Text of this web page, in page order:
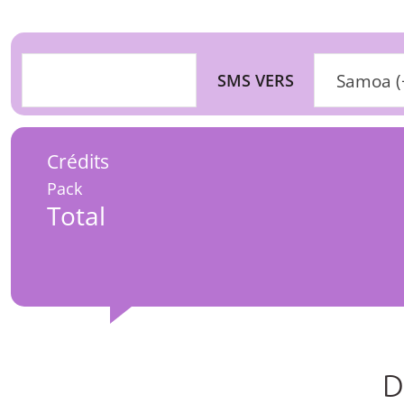
SMS VERS Samoa
Crédits
Pack
Total